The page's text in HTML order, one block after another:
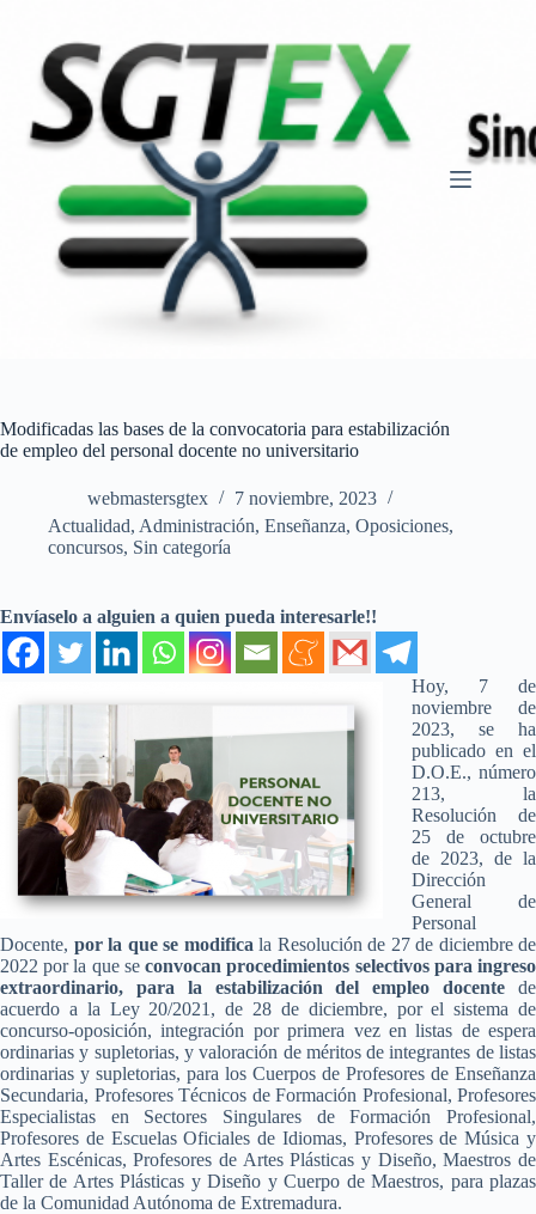
contenido
Modificadas las bases de la convocatoria para estabilización
de empleo del personal docente no universitario
webmastersgtex
7 noviembre, 2023
Actualidad, Administración, Enseñanza, Oposiciones,
concursos, Sin categoría
Envíaselo a alguien a quien pueda interesarle!!
Hoy, 7 de
noviembre de
2023, se ha
publicado en el
D.O.E., número
213, la
Resolución de
25 de octubre
de 2023, de la
Dirección
General de
Personal
Docente, por la que se modifica la Resolución de 27 de diciembre de
2022 por la que seconvocan procedimientos selectivos para ingreso
extraordinario, para la estabilización del empleo docente de
acuerdo a la Ley 20/2021, de 28 de diciembre, por el sistema de
concurso-oposición, integración por primera vez en listas de espera
ordinarias y supletorias, y valoración de méritos de integrantes de listas
ordinarias y supletorias, para los Cuerpos de Profesores de Enseñanza
Secundaria, Profesores Técnicos de Formación Profesional, Profesores
Especialistas en Sectores Singulares de Formación Profesional,
Profesores de Escuelas Oficiales de Idiomas, Profesores de Música y
Artes Escénicas, Profesores de Artes Plásticas y Diseño, Maestros de
Taller de Artes Plásticas y Diseño y Cuerpo de Maestros, para plazas
de la Comunidad Autónoma de Extremadura.